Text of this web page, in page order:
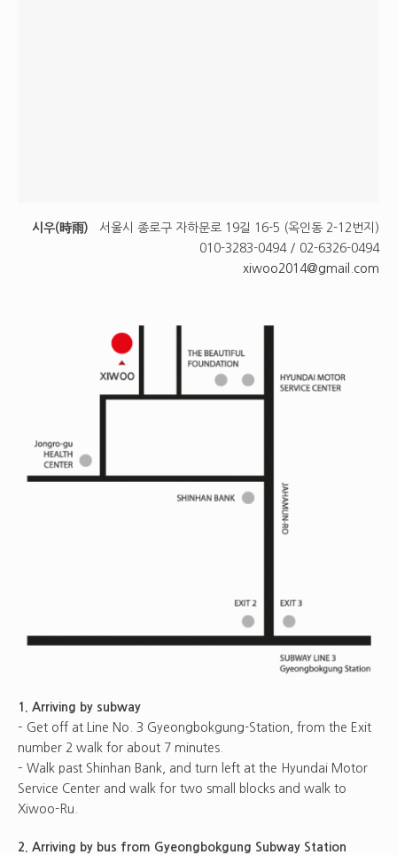
시우(時雨)
서울시 종로구 자하문로 19길 16-5 (옥인동 2-12번지)
010-3283-0494 / 02-6326-0494
xiwoo2014@gmail.com
1. Arriving by subway
– Get off at Line No. 3 Gyeongbokgung-Station, from the Exit
number 2 walk for about 7 minutes.
– Walk past Shinhan Bank, and turn left at the Hyundai Motor
Service Center and walk for two small blocks and walk to
Xiwoo-Ru.
2. Arriving by bus from Gyeongbokgung Subway Station